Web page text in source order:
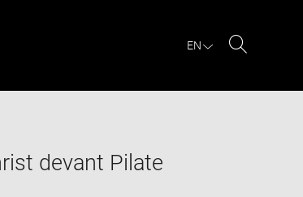
EN
devant Pilate